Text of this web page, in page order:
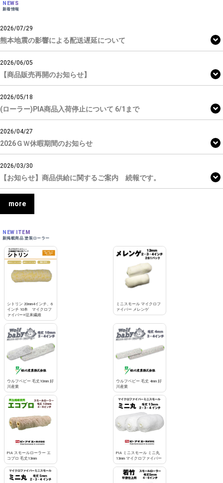
NEWS
新着情報
2026/07/29
熊本地震の影響による配送遅延について
2026/06/05
【商品販売再開のお知らせ】
2026/05/18
(ローラー)PIA商品入荷停止について 6/1まで
2026/04/27
2026ＧＷ休暇期間のお知らせ
2026/03/30
【お知らせ】商品供給に関するご案内 続報です。
more
NEW ITEM
新掲載商品 塗装ローラー
シトリン 20mm4インチ、6
インチ 10本 マイクロフ
ァイバー+従来繊維
ミニスモール マイクロフ
ァイバー メレンゲ
ウルフベビー 毛丈10mm 好
川産業
ウルフベビー 毛丈 4mm 好
川産業
PIA スモールローラー エ
コプロ 毛丈13mm
PIA ミニスモール ミニ丸
13mm マイクロファイバー